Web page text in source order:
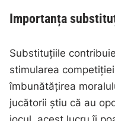
Importanța
Substituțiile
stimularea
îmbunătățirea
jucătorii știu că au